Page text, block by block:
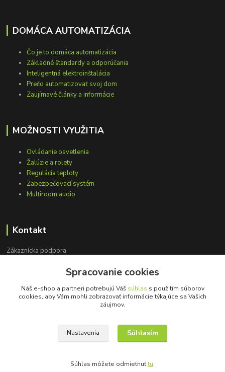
DOMÁCA AUTOMATIZÁCIA
Čo je to domáca automatizácia
Základné štandardy a odporúčania
Inteligentná elektroinštalácia
Prečo automatizovať svoj dom
Zaujímavé články a informácie
MOŽNOSTI VYUŽITIA
Ovládanie osvetlenia
Žalúzie a rolety
Regulácia teploty
Zabezpečovací systém
Multiroom audio
Kontakt
Zákaznícka podpora
info@loxprofi.sk
©2018-2024 LOXprofi - všetky práva vyhradené
Spracovanie cookies
Náš e-shop a partneri potrebujú Váš súhlas s použitím súborov
cookies, aby Vám mohli zobrazovať informácie týkajúce sa Vašich
záujmov.
Nastavenia Súhlasím
Súhlas môžete odmietnuťtu.